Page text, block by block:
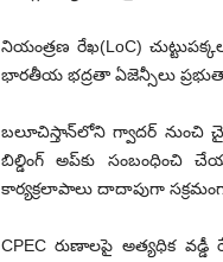
నియంత్రణ రేఖ(LoC)
భారతీయ భద్రతా ఏజెన్సీలు
బలూచిస్తాన్‌లోని గ్వాదర్ నుంచి
బిల్డింగ్ అప్‌కు సంబంధించి
కార్యక్రలాపాలు దాదాపుగా
CPEC రుణాలపై అత్యధిక వడ్డీ